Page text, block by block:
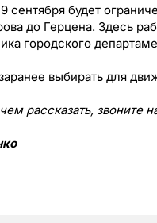
сентября будет
до Герцена. Здесь
городского
выбирать для
рассказать, звоните